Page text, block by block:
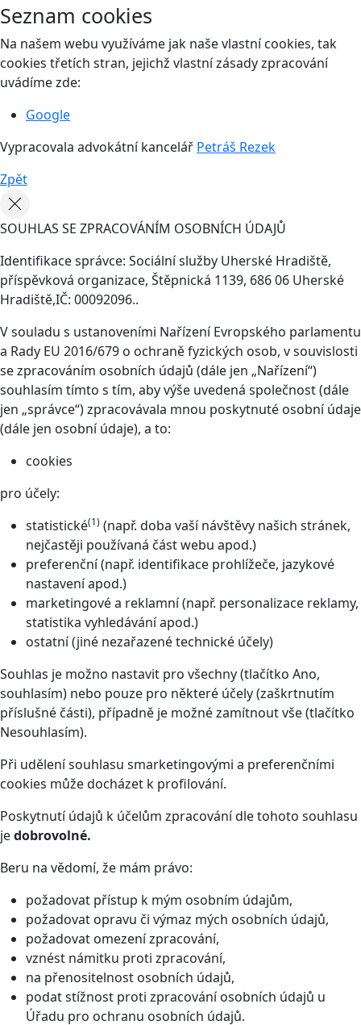
Seznam cookies
Na našem webu využíváme jak naše vlastní cookies, tak
cookies třetích stran, jejichž vlastní zásady zpracování
uvádíme zde:
Google
Vypracovala advokátní kancelář Petráš Rezek
Zpět
SOUHLAS SE ZPRACOVÁNÍM OSOBNÍCH ÚDAJŮ
Identifikace správce: Sociální služby Uherské Hradiště,
příspěvková organizace, Štěpnická 1139, 686 06 Uherské
Hradiště,IČ: 00092096..
V souladu s ustanoveními Nařízení Evropského parlamentu
a Rady EU 2016/679 o ochraně fyzických osob, v souvislosti
se zpracováním osobních údajů (dále jen „Nařízení“)
souhlasím tímto s tím, aby výše uvedená společnost (dále
jen „správce“) zpracovávala mnou poskytnuté osobní údaje
(dále jen osobní údaje), a to:
cookies
pro účely:
statistické(1) (např. doba vaší návštěvy našich stránek,
nejčastěji používaná část webu apod.)
preferenční (např. identifikace prohlížeče, jazykové
nastavení apod.)
marketingové a reklamní (např. personalizace reklamy,
statistika vyhledávání apod.)
ostatní (jiné nezařazené technické účely)
Souhlas je možno nastavit pro všechny (tlačítko Ano,
souhlasím) nebo pouze pro některé účely (zaškrtnutím
příslušné části), případně je možné zamítnout vše (tlačítko
Nesouhlasím).
Při udělení souhlasu smarketingovými a preferenčními
cookies může docházet k profilování.
Poskytnutí údajů k účelům zpracování dle tohoto souhlasu
jedobrovolné.
Beru na vědomí, že mám právo:
požadovat přístup k mým osobním údajům,
požadovat opravu či výmaz mých osobních údajů,
požadovat omezení zpracování,
vznést námitku proti zpracování,
na přenositelnost osobních údajů,
podat stížnost proti zpracování osobních údajů u
Úřadu pro ochranu osobních údajů.